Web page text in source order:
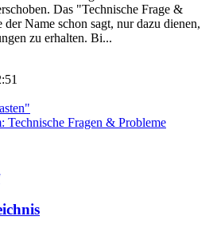
Das "Technische Frage &
Name schon sagt, nur dazu dienen,
zu erhalten. Bi...
Technische Fragen & Probleme